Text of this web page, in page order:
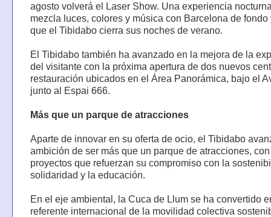
agosto volverá el Laser Show. Una experiencia
mezcla luces, colores y música con Barcelona de fondo
que el Tibidabo cierra sus noches de verano.
El Tibidabo también ha avanzado en la mejora de la
del visitante con la próxima apertura de dos nuevos
restauración ubicados en el Área Panorámica, bajo el
junto al Espai 666.
Más que un parque de atracciones
Aparte de innovar en su oferta de ocio, el Tibidabo
ambición de ser más que un parque de atracciones, con
proyectos que refuerzan su compromiso con la
solidaridad y la educación.
En el eje ambiental, la Cuca de Llum se ha convertido
referente internacional de la movilidad colectiva